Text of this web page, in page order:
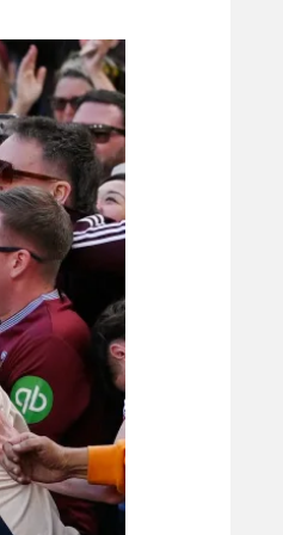
תקנון משתתפים
תקנון עבור
תקנון עבור פעילות ספורט
טניס
גיימינג E-Sports
תנאי שימוש
מדיניות פרטיות
תקנון פעילות ספורט
רשיון להקרנה
הצטרפות לחבילת
לוח דרושים – ג'ובנט
תגיות